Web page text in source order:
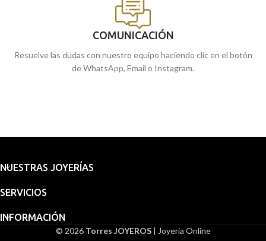
COMUNICACIÓN
Resuelve las dudas con nuestro equipo haciendo clic en el botón
de WhatsApp, Email o Instagram.
NUESTRAS JOYERÍAS
SERVICIOS
INFORMACIÓN
© 2026 Torres JOYEROS| Joyería Online